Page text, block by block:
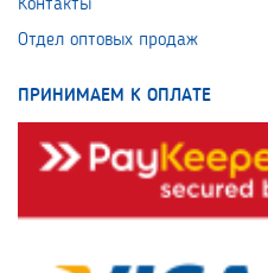
Контакты
Отдел оптовых продаж
ПРИНИМАЕМ К ОПЛАТЕ